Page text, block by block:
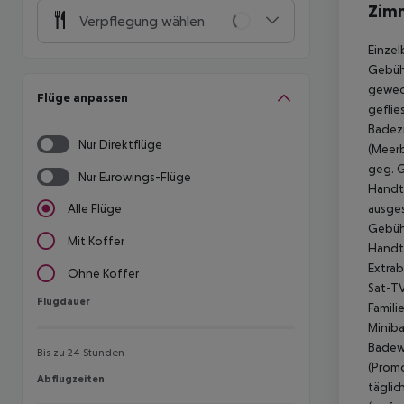
Verpflegung wählen
Flüge anpassen
Nur Direktflüge
Nur Eurowings-Flüge
Alle Flüge
Mit Koffer
Ohne Koffer
Flugdauer
Flugdauer
Bis zu 24 Stunden
Abflugzeiten
Abflugzeiten
geg.
Sat-